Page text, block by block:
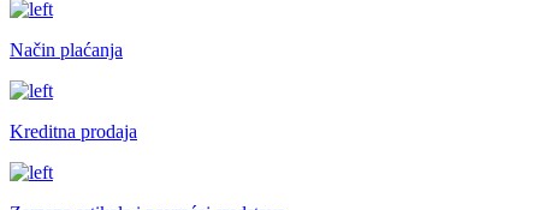
Način plaćanja
Kreditna prodaja